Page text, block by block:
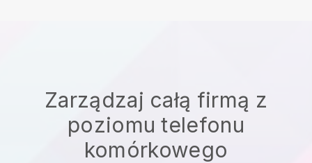
Zarządzaj całą firmą z
poziomu telefonu
komórkowego